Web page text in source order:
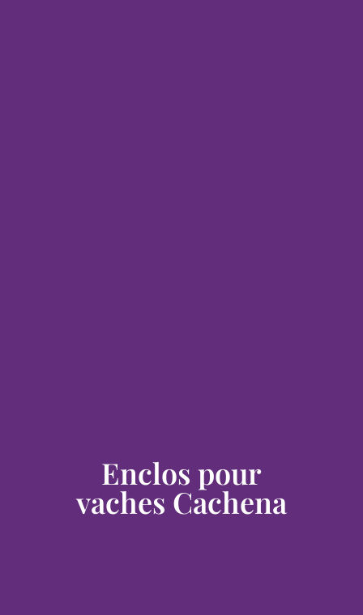
Enclos pour
vaches Cachena